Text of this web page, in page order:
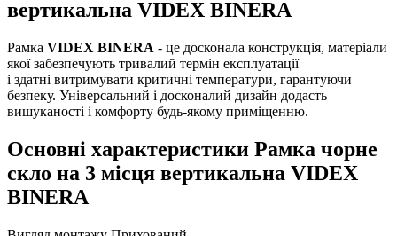
вертикальна VIDEX BINERA
Рамка VIDEX BINERA - це досконала конструкція, матеріали
якої забезпечують тривалий термін експлуатації
і здатні витримувати критичні температури, гарантуючи
безпеку. Універсальний і досконалий дизайн додасть
вишуканості і комфорту будь-якому приміщенню.
Основні характеристики Рамка чорне
скло на 3 місця вертикальна VIDEX
BINERA